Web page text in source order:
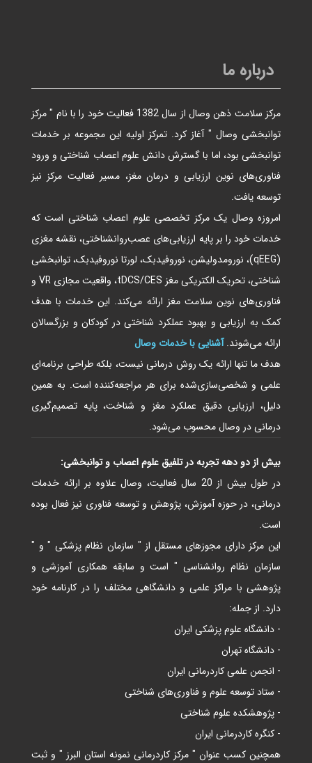
درباره ما
مرکز سلامت ذهن وصال از سال 1382 فعالیت خود را با نام " مرکز
توانبخشی وصال " آغاز کرد. تمرکز اولیه این مجموعه بر خدمات
توانبخشی بود، اما با گسترش دانش علوم اعصاب شناختی و ورود
فناوری‌های نوین ارزیابی و درمان مغز، مسیر فعالیت مرکز نیز
توسعه یافت.
امروزه وصال یک مرکز تخصصی علوم اعصاب شناختی است که
خدمات خود را بر پایه ارزیابی‌های عصب‌روانشناختی، نقشه مغزی
(qEEG)، نورومدولیشن، نوروفیدبک، لورتا نوروفیدبک، توانبخشی
شناختی، تحریک الکتریکی مغز tDCS/CES، واقعیت مجازی VR و
فناوری‌های نوین سلامت مغز ارائه می‌کند. این خدمات با هدف
کمک به ارزیابی و بهبود عملکرد شناختی در کودکان و بزرگسالان
ارائه می‌شوند.آشنایی با خدمات وصال
هدف ما تنها ارائه یک روش درمانی نیست، بلکه طراحی برنامه‌ای
علمی و شخصی‌سازی‌شده برای هر مراجعه‌کننده است. به همین
دلیل، ارزیابی دقیق عملکرد مغز و شناخت، پایه تصمیم‌گیری
درمانی در وصال محسوب می‌شود.
بیش از دو دهه تجربه در تلفیق علوم اعصاب و توانبخشی:
در طول بیش از 20 سال فعالیت، وصال علاوه بر ارائه خدمات
درمانی، در حوزه آموزش، پژوهش و توسعه فناوری نیز فعال بوده
است.
این مرکز دارای مجوزهای مستقل از " سازمان نظام پزشکی " و "
سازمان نظام روانشناسی " است و سابقه همکاری آموزشی و
پژوهشی با مراکز علمی و دانشگاهی مختلف را در کارنامه خود
دارد. از جمله:
- دانشگاه علوم پزشکی ایران
- دانشگاه تهران
- انجمن علمی کاردرمانی ایران
- ستاد توسعه علوم و فناوری‌های شناختی
- پژوهشکده علوم شناختی
- کنگره کاردرمانی ایران
همچنین کسب عنوان " مرکز کاردرمانی نمونه استان البرز " و ثبت